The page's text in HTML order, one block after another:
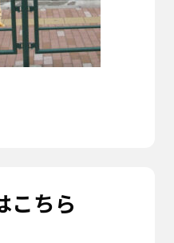
こちら